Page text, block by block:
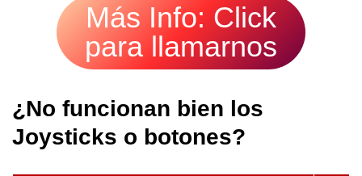
Más Info: Click
para llamarnos
¿No funcionan bien los
Joysticks o botones?